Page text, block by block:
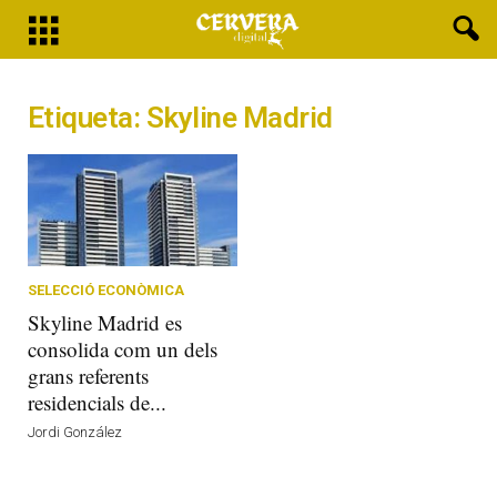
Etiqueta: Skyline Madrid
SELECCIÓ ECONÒMICA
Skyline Madrid es
consolida com un dels
grans referents
residencials de...
Jordi González